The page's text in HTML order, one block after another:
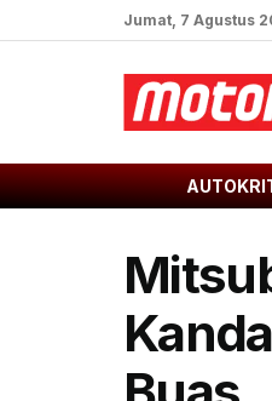
Jumat, 7 Agustus